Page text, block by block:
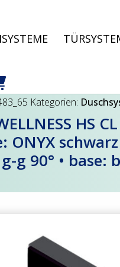
Kategorien:
HS
ONYX
g 90° • base: